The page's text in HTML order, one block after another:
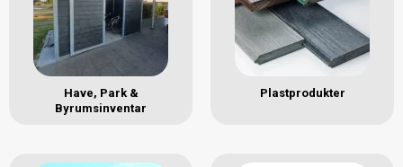
Have, Park &
Byrumsinventar
Plastprodukter